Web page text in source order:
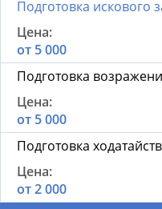
Подготовка искового
от 5 000
Подготовка
от 5 000
Подготовка ходатайств
от 2 000